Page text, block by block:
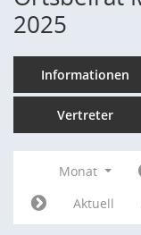
2025
Informationen
Vertreter
Monat
Aktuell